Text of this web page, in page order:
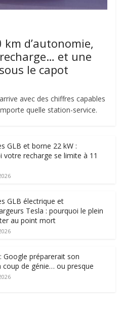
km d’autonomie,
et une
le capot
avec des chiffres capables
quelle station-service.
GLB et borne 22 kW :
votre recharge se limite à 11
GLB électrique et
Tesla : pourquoi le plein
au point mort
Google préparerait son
coup de génie… ou presque